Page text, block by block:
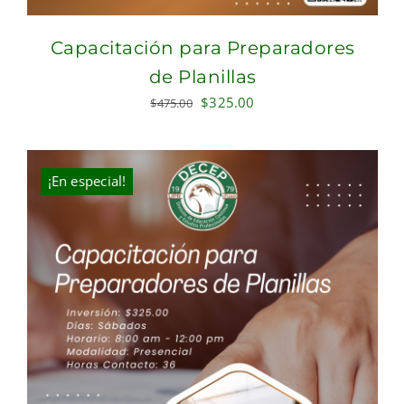
Capacitación para Preparadores
de Planillas
$475.00 Original
was:
$475.00.
$325.00
is:
¡En especial!